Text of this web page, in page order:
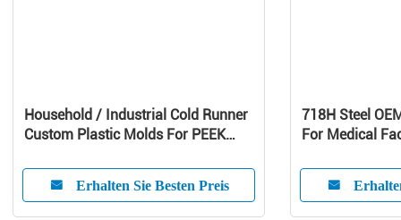
Household / Industrial Cold Runner
Custom Plastic Molds For PEEK
Erhalten Sie Besten Preis
718H Steel
For Medical